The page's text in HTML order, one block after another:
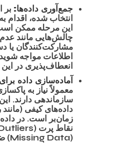
جمع‌آوری داده‌ها:
انتخاب شده، اقدام
این مرحله ممکن
چالش‌هایی مانند
مشارکت‌کنندگان یا
اطلاعات مواجه
انعطاف‌پذیری در
آماده‌سازی داده
معمولاً نیاز به
سازماندهی دارند.
داده‌های کیفی
زمان‌بر است. در
(Missing Data) ضروری است.